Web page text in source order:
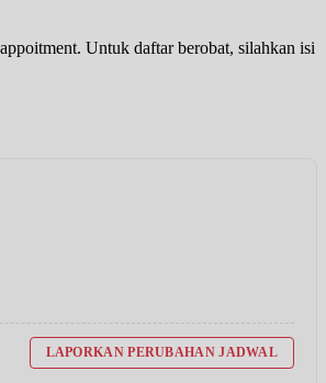
Untuk daftar berobat, silahkan isi
LAPORKAN PERUBAHAN JADWAL